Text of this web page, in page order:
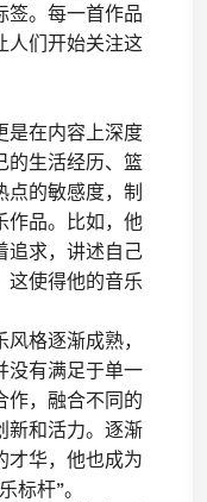
签。每一首作品
人们开始关注这
是在内容上深度
的生活经历、篮
的敏感度，制
作品。比如，他
追求，讲述自己
这使得他的音乐
格逐渐成熟，
没有满足于单一
作，融合不同的
新和活力。逐渐
才华，他也成为
标杆”。